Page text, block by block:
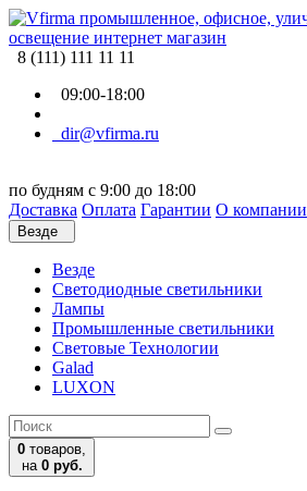
8 (111) 111 11 11
09:00-18:00
dir@vfirma.ru
по будням с 9:00 до 18:00
Доставка Оплата Гарантии О компании
Везде
Везде
Cветодиодные светильники
Лампы
Промышленные светильники
Световые Технологии
Galad
LUXON
0 товаров,
на 0 руб.